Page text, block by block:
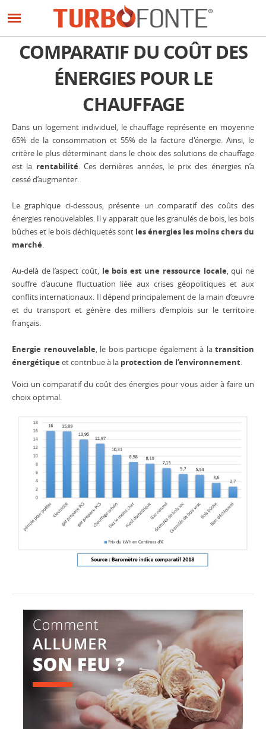
au
principal
COMPARATIF DU COÛT DES
ÉNERGIES POUR LE
CHAUFFAGE
Dans un logement individuel, le chauffage représente en moyenne
65% de la consommation et 55% de la facture d'énergie. Ainsi, le
critère le plus déterminant dans le choix des solutions de chauffage
est la rentabilité. Ces dernières années, le prix des énergies n’a
cessé d’augmenter.
Le graphique ci-dessous, présente un comparatif des coûts des
énergies renouvelables. Il y apparait que les granulés de bois, les bois
bûches et le bois déchiquetés sont les énergies les moins chers du
marché.
Au-delà de l’aspect coût, le bois est une ressource locale, qui ne
souffre d’aucune fluctuation liée aux crises géopolitiques et aux
conflits internationaux. Il dépend principalement de la main d’œuvre
et du transport et génère des milliers d’emplois sur le territoire
français.
Energie renouvelable, le bois participe également à la transition
énergétique et contribue à la protection de l’environnement.
Voici un comparatif du coût des énergies pour vous aider à faire un
choix optimal.
Panneau de gestion des cookies